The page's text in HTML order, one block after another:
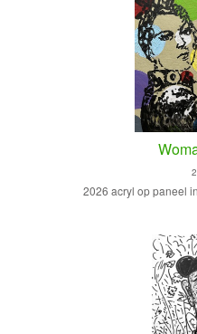
2026 acryl op paneel